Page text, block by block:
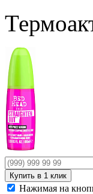
Нажимая на